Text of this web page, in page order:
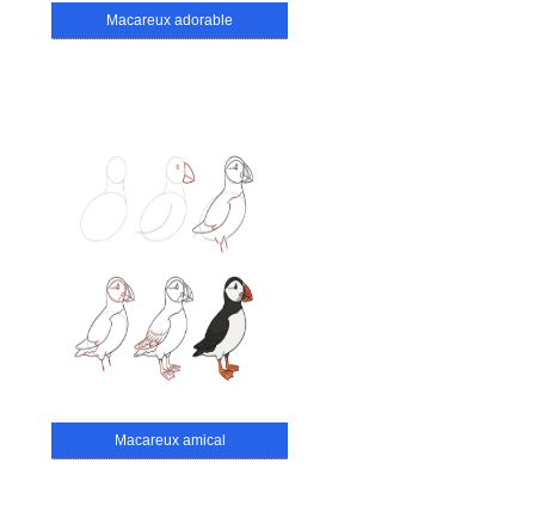
Macareux adorable
Macareux amical